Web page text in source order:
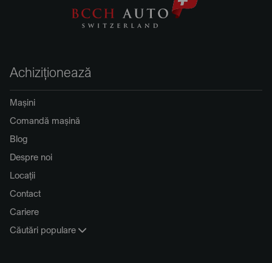
Achiziționează
Mașini
Comandă mașină
Blog
Despre noi
Locații
Contact
Cariere
Căutări populare